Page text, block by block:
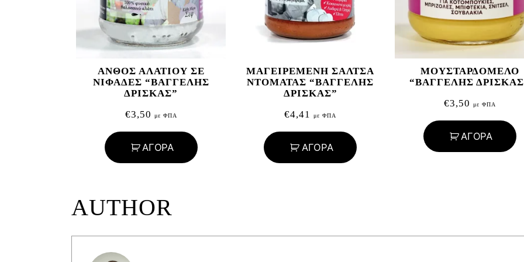
ΑΝΘΟΣ ΑΛΑΤΙΟΥ ΣΕ
ΝΙΦΑΔΕΣ “ΒΑΓΓΕΛΗΣ
ΔΡΙΣΚΑΣ”
€3,50 με ΦΠΑ
ΑΓΟΡΑ
ΜΑΓΕΙΡΕΜΕΝΗ ΣΑΛΤΣΑ
ΝΤΟΜΑΤΑΣ “ΒΑΓΓΕΛΗΣ
ΔΡΙΣΚΑΣ”
€4,41 με ΦΠΑ
ΑΓΟΡΑ
ΜΟΥΣΤΑΡΔΟΜΕΛΟ
“ΒΑΓΓΕΛΗΣ
€3,50 με ΦΠΑ
ΑΓΟΡΑ
AUTHOR